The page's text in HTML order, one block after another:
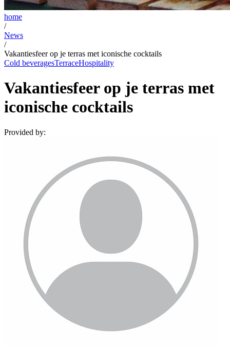
home
/
News
/
Vakantiesfeer op je terras met iconische cocktails
Cold beveragesTerraceHospitality
Vakantiesfeer op je terras met
iconische cocktails
Provided by: